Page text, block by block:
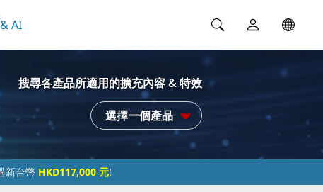
& AI
搜尋各產品所適用的擴充內容 & 特效
選擇一個產品
新台幣 HKD117,000 元!